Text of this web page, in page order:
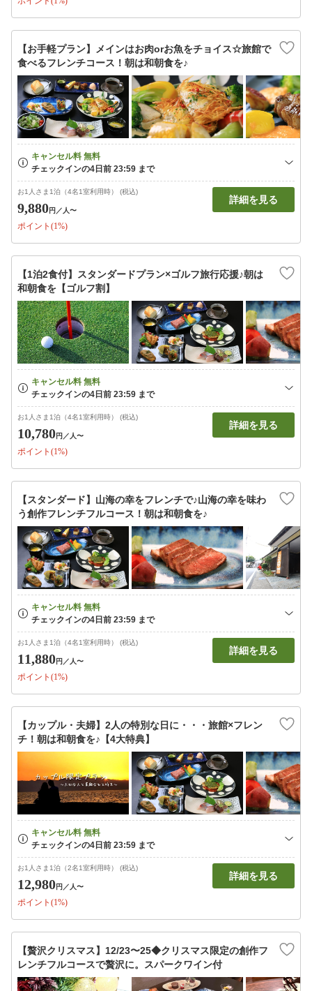
【お手軽プラン】メインはお肉orお魚をチョイス☆旅館で
食べるフレンチコース！朝は和朝食を♪
お1人さま1泊（4名1室利用時） (税込)
9,880円 ／人〜
ポイント(1%)
詳細を見る
【1泊2食付】スタンダードプラン×ゴルフ旅行応援♪朝は
和朝食を【ゴルフ割】
お1人さま1泊（4名1室利用時） (税込)
10,780円 ／人〜
ポイント(1%)
詳細を見る
【スタンダード】山海の幸をフレンチで♪山海の幸を味わ
う創作フレンチフルコース！朝は和朝食を♪
お1人さま1泊（4名1室利用時） (税込)
11,880円 ／人〜
ポイント(1%)
詳細を見る
【カップル・夫婦】2人の特別な日に・・・旅館×フレン
チ！朝は和朝食を♪【4大特典】
お1人さま1泊（2名1室利用時） (税込)
12,980円 ／人〜
ポイント(1%)
詳細を見る
【贅沢クリスマス】12/23〜25◆クリスマス限定の創作フ
レンチフルコースで贅沢に。スパークワイン付